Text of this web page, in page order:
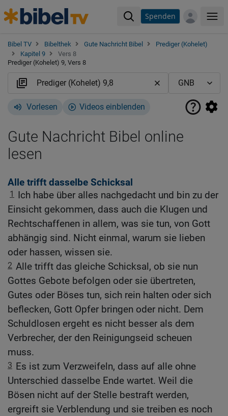
Spenden
Bibel TV Bibelthek Gute Nachricht Bibel
Prediger (Kohelet)
Kapitel 9
Vers 8
Prediger (Kohelet) 9, Vers 8
Vorlesen Videos einblenden
Gute Nachricht Bibel online
lesen
Alle trifft dasselbe Schicksal
1
Ich habe über alles nachgedacht und bin zu der
Einsicht gekommen, dass auch die Klugen und
Rechtschaffenen in allem, was sie tun, von Gott
abhängig sind. Nicht einmal, warum sie lieben
oder hassen, wissen sie.
2 Alle trifft das gleiche Schicksal, ob sie nun
Gottes Gebote befolgen oder sie übertreten,
Gutes oder Böses tun, sich rein halten oder sich
beflecken, Gott Opfer bringen oder nicht. Dem
Schuldlosen ergeht es nicht besser als dem
Verbrecher, der den Reinigungseid scheuen
muss.
3 Es ist zum Verzweifeln, dass auf alle ohne
Unterschied dasselbe Ende wartet. Weil die
Bösen nicht auf der Stelle bestraft werden,
ergreift sie Verblendung und sie treiben es noch